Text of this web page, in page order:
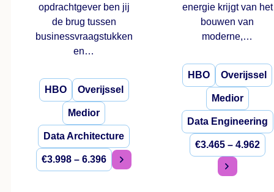
opdrachtgever ben jij
de brug tussen
businessvraagstukken
en…
HBO Overijssel
Medior
Data Architecture
€3.998 – 6.396
energie krijgt van het
bouwen van
moderne,…
HBO Overijssel
Medior
Data Engineering
€3.465 – 4.962